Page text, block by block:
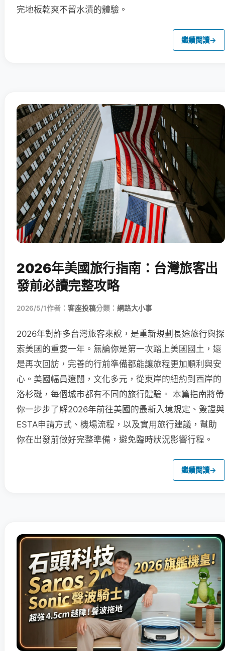
完地板乾爽不留水漬的體驗。
繼續閱讀→
2026年美國旅行指南：台灣旅客出
發前必讀完整攻略
2026/5/1作者： 客座投稿分類： 網路大小事
2026年對許多台灣旅客來說，是重新規劃長途旅行與探
索美國的重要一年。無論你是第一次踏上美國國土，還
是再次回訪，完善的行前準備都能讓旅程更加順利與安
心。美國幅員遼闊，文化多元，從東岸的紐約到西岸的
洛杉磯，每個城市都有不同的旅行體驗。 本篇指南將帶
你一步步了解2026年前往美國的最新入境規定、簽證與
ESTA申請方式、機場流程，以及實用旅行建議，幫助
你在出發前做好完整準備，避免臨時狀況影響行程。
繼續閱讀→